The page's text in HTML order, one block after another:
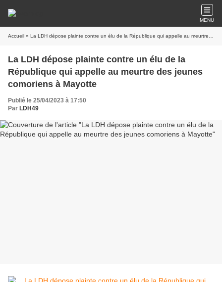
MENU
Accueil » La LDH dépose plainte contre un élu de la République qui appelle au meurtre des jeunes comoriens à Mayotte
La LDH dépose plainte contre un élu de la
République qui appelle au meurtre des jeunes
comoriens à Mayotte
Publié le 25/04/2023 à 17:50
Par LDH49